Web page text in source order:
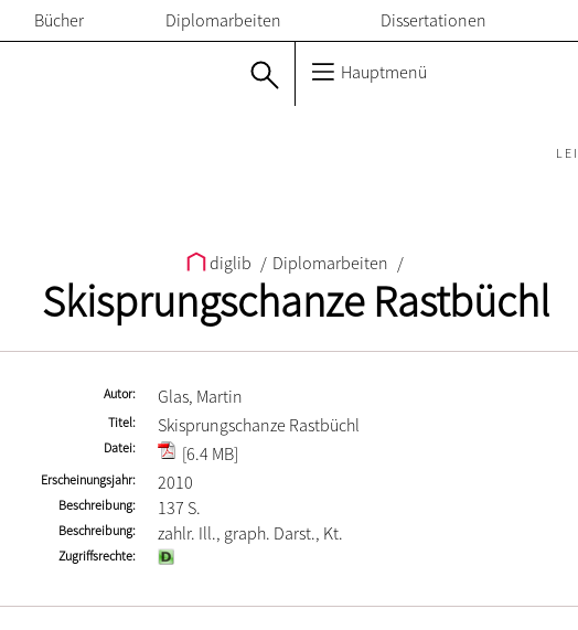
Bücher Diplomarbeiten Dissertationen
Hauptmenü
diglib / Diplomarbeiten /
Skisprungschanze Rastbüchl
Autor Glas, Martin
Titel Skisprungschanze Rastbüchl
Datei [6.4 MB]
Erscheinungsjahr 2010
Beschreibung 137 S.
Beschreibung zahlr. Ill., graph. Darst., Kt.
Zugriffsrechte